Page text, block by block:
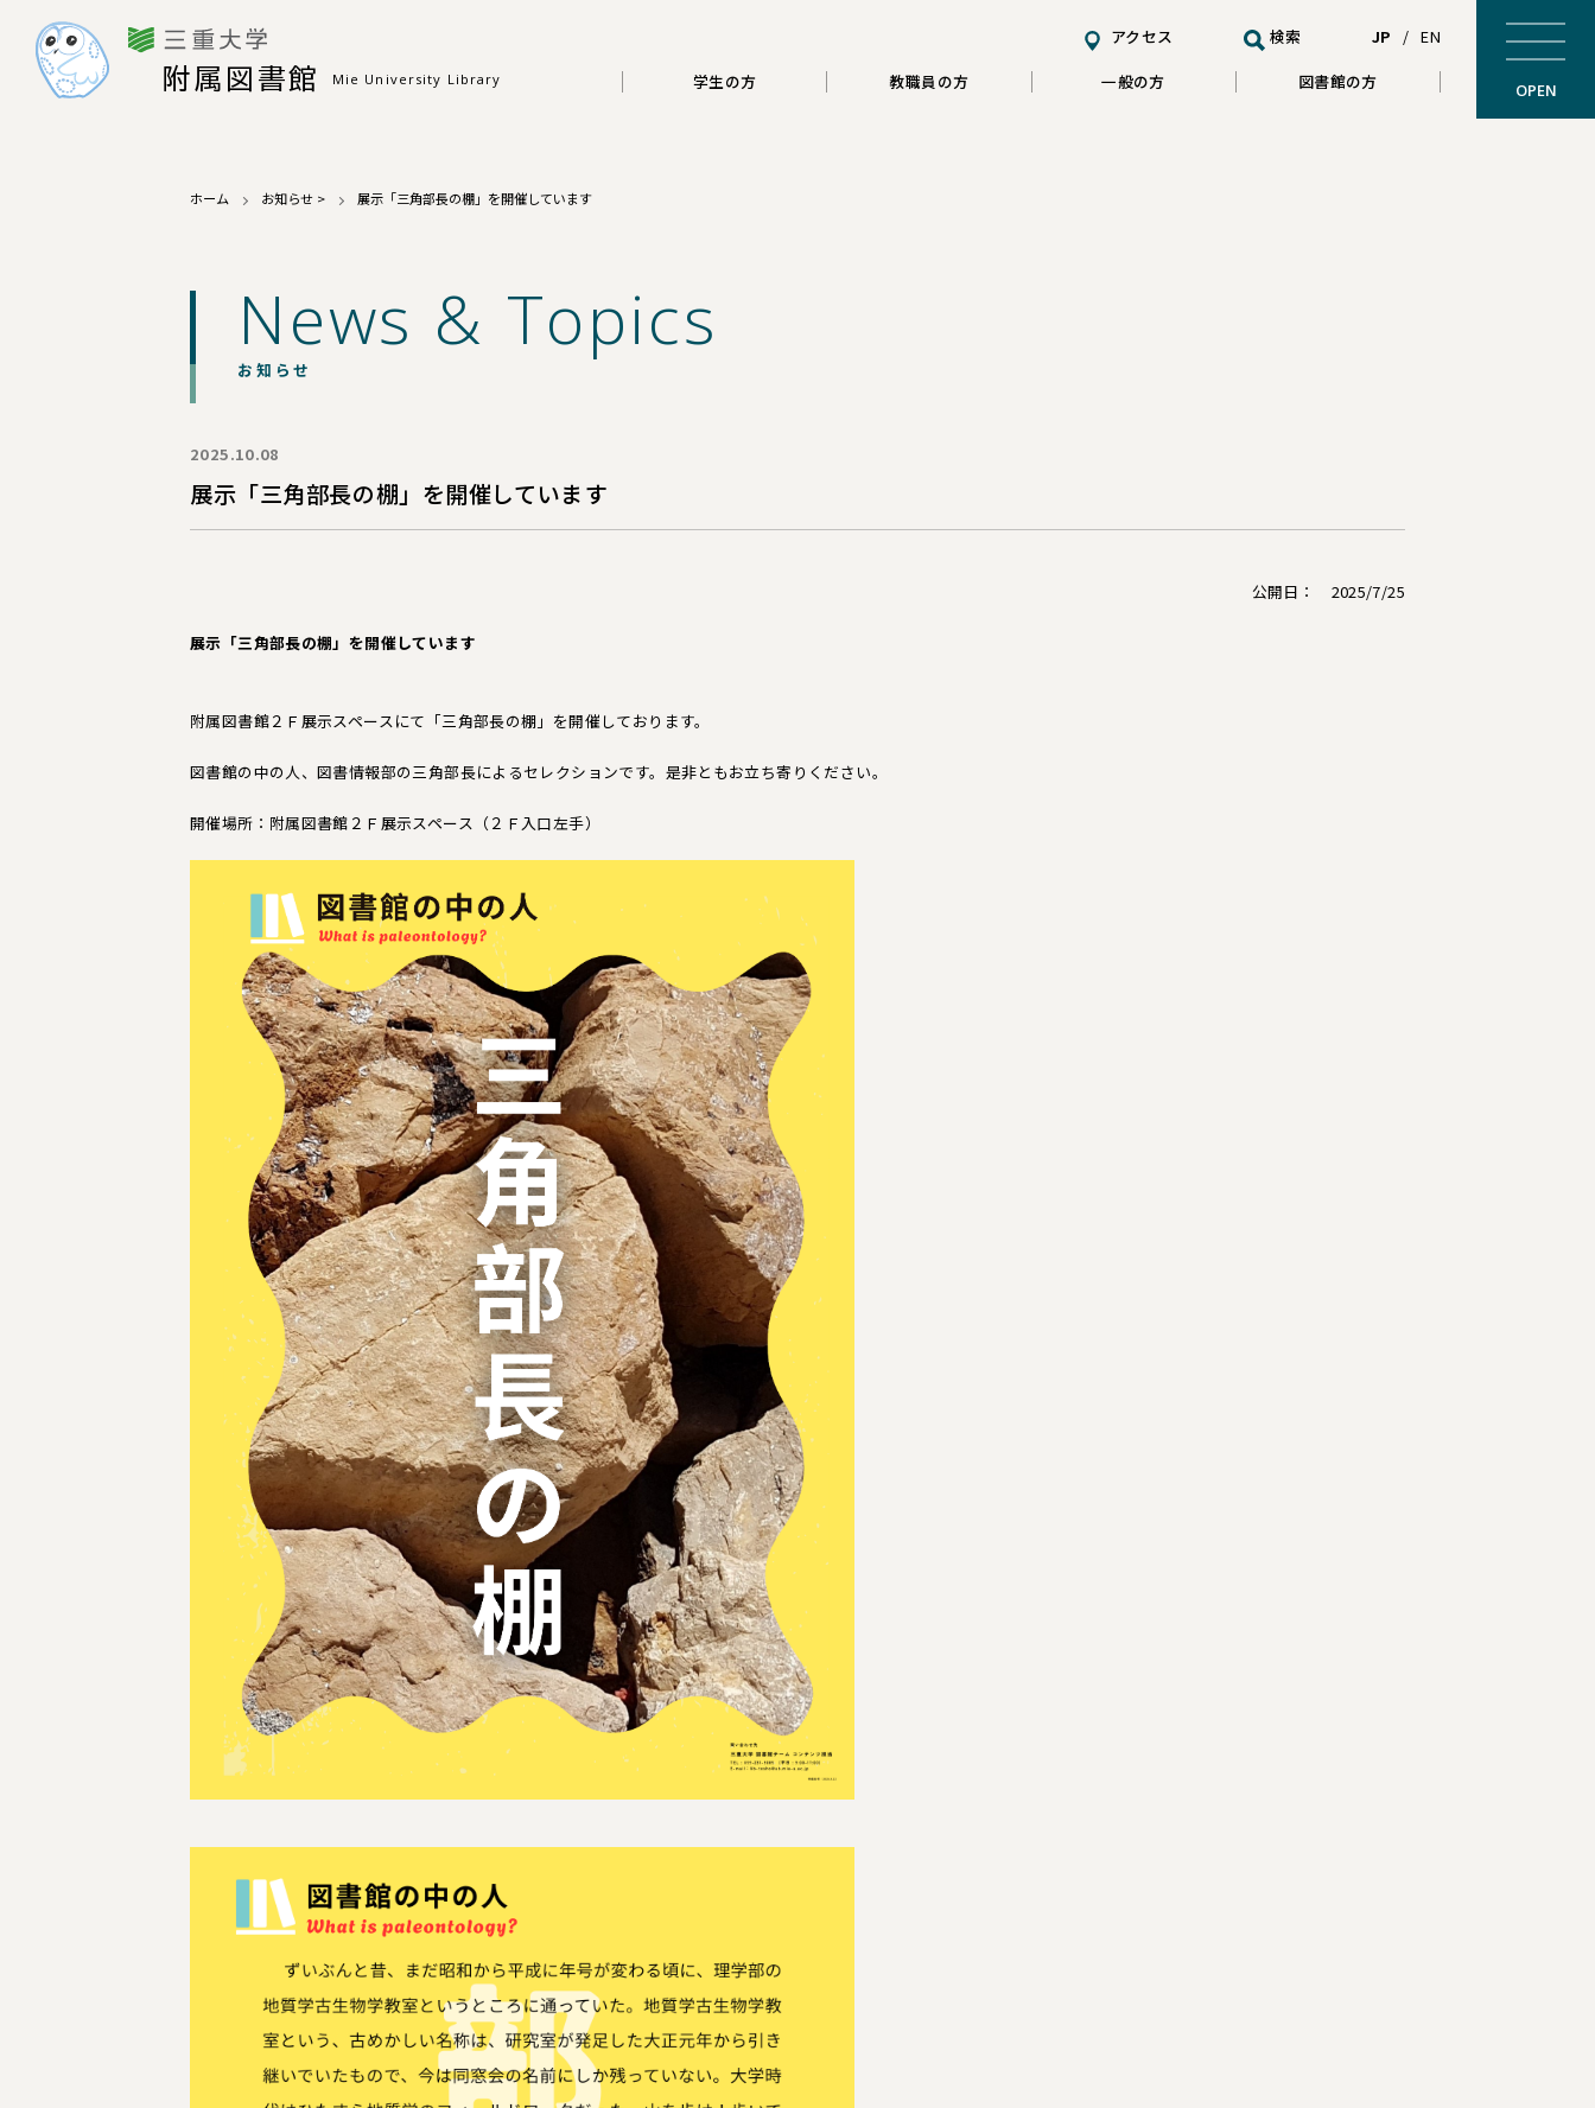
附属図書館 Mie University Library 学生の方 教職員の方 一般の方 図書館の方
アクセス 検索 JP / EN
OPEN
ホーム お知らせ > 展示「三角部長の棚」を開催しています
News & Topics
お知らせ
2025.10.08
展示「三角部長の棚」を開催しています
公開日： 2025/7/25
展示「三角部長の棚」を開催しています
附属図書館２Ｆ展示スペースにて「三角部長の棚」を開催しております。
図書館の中の人、図書情報部の三角部長によるセレクションです。是非ともお立ち寄りください。
開催場所：附属図書館２Ｆ展示スペース（２Ｆ入口左手）